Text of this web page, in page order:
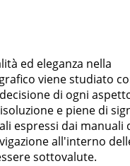
ed eleganza nella
viene studiato
di ogni
e piene di
espressi dai manuali
all'interno
sottovalute.